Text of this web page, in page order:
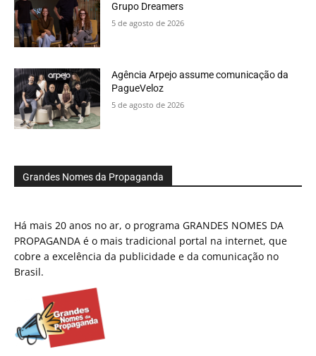
Grupo Dreamers
5 de agosto de 2026
Agência Arpejo assume comunicação da
PagueVeloz
5 de agosto de 2026
Grandes Nomes da Propaganda
Há mais 20 anos no ar, o programa GRANDES NOMES DA
PROPAGANDA é o mais tradicional portal na internet, que
cobre a excelência da publicidade e da comunicação no
Brasil.